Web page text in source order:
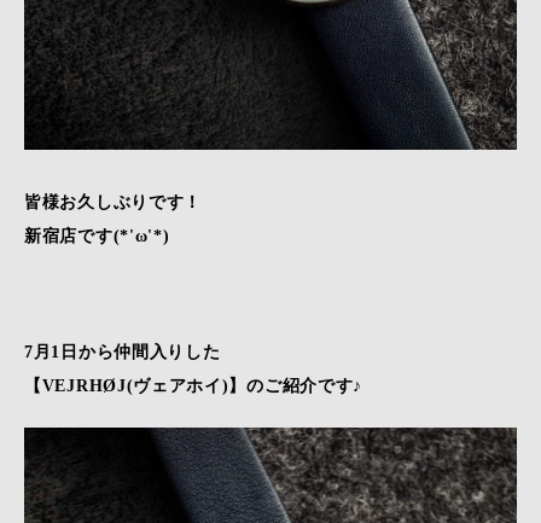
皆様お久しぶりです！
新宿店です(*'ω'*)
7月1日から仲間入りした
【VEJRHØJ(ヴェアホイ)】のご紹介です♪